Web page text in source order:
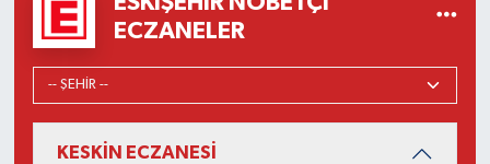
ECZANELER
KESKİN ECZANESİ